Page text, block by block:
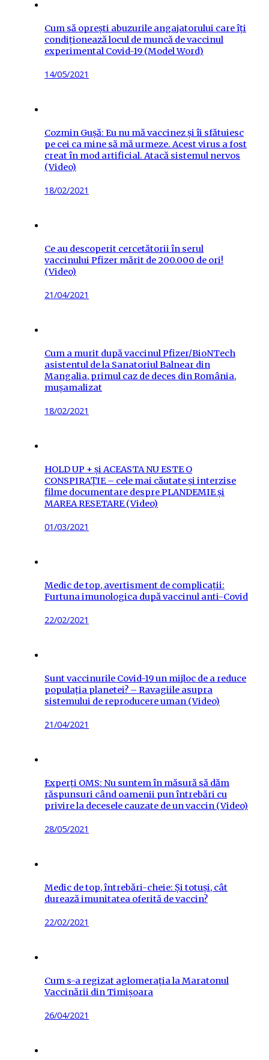
Cum să oprești abuzurile angajatorului care îți
condiționează locul de muncă de vaccinul
experimental Covid-19 (Model Word)
Posted
14/05/2021
Cozmin Gușă: Eu nu mă vaccinez și îi sfătuiesc
pe cei ca mine să mă urmeze. Acest virus a fost
creat în mod artificial. Atacă sistemul nervos
(Video)
Posted
18/02/2021
Ce au descoperit cercetătorii în serul
vaccinului Pfizer mărit de 200.000 de ori!
(Video)
Posted
21/04/2021
Cum a murit după vaccinul Pfizer/BioNTech
asistentul de la Sanatoriul Balnear din
Mangalia, primul caz de deces din România,
mușamalizat
Posted
18/02/2021
HOLD UP + și ACEASTA NU ESTE O
CONSPIRAȚIE – cele mai căutate și interzise
filme documentare despre PLANDEMIE și
MAREA RESETARE (Video)
Posted
01/03/2021
Medic de top, avertisment de complicații:
Furtuna imunologica după vaccinul anti-Covid
Posted
22/02/2021
Sunt vaccinurile Covid-19 un mijloc de a reduce
populația planetei? – Ravagiile asupra
sistemului de reproducere uman (Video)
Posted
21/04/2021
Experți OMS: Nu suntem în măsură să dăm
răspunsuri când oamenii pun întrebări cu
privire la decesele cauzate de un vaccin (Video)
Posted
28/05/2021
Medic de top, întrebări-cheie: Și totuși, cât
durează imunitatea oferită de vaccin?
Posted
22/02/2021
Cum s-a regizat aglomerația la Maratonul
Vaccinării din Timișoara
Posted
26/04/2021